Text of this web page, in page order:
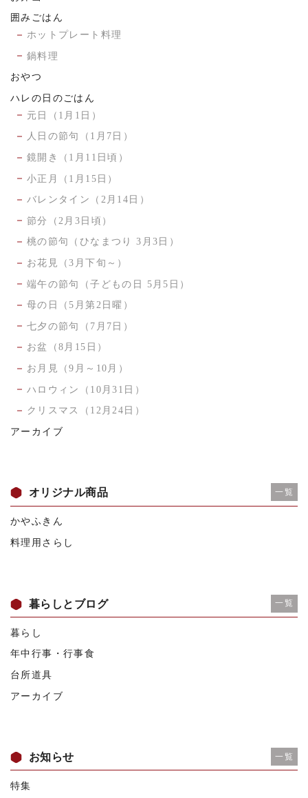
囲みごはん
ホットプレート料理
鍋料理
おやつ
ハレの日のごはん
元日（1月1日）
人日の節句（1月7日）
鏡開き（1月11日頃）
小正月（1月15日）
バレンタイン（2月14日）
節分（2月3日頃）
桃の節句（ひなまつり 3月3日）
お花見（3月下旬～）
端午の節句（子どもの日 5月5日）
母の日（5月第2日曜）
七夕の節句（7月7日）
お盆（8月15日）
お月見（9月～10月）
ハロウィン（10月31日）
クリスマス（12月24日）
アーカイブ
オリジナル商品 一覧
かやふきん
料理用さらし
暮らしとブログ 一覧
暮らし
年中行事・行事食
台所道具
アーカイブ
お知らせ 一覧
特集